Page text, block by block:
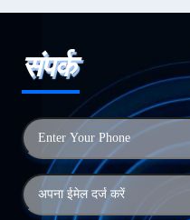
संपर्क